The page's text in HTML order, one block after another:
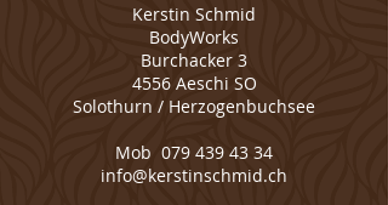
Kerstin Schmid
BodyWorks
Burchacker 3
4556 Aeschi SO
Solothurn / Herzogenbuchsee
Mob 079 439 43 34
info@kerstinschmid.ch